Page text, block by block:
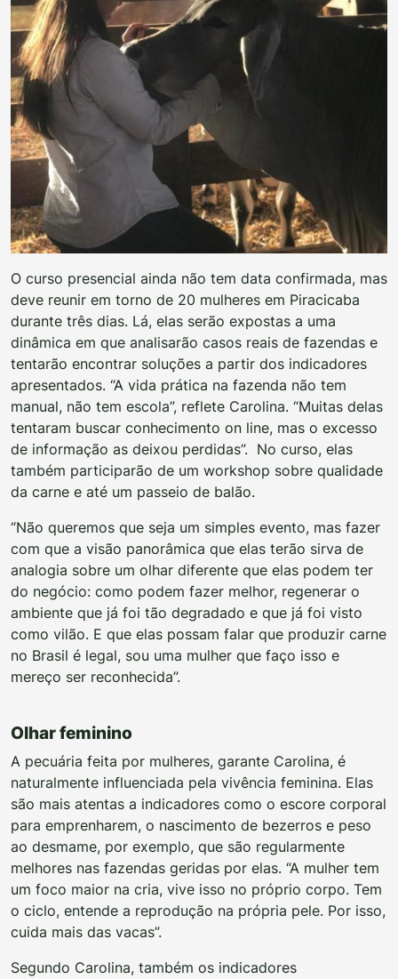
O curso presencial ainda não tem data confirmada, mas
deve reunir em torno de 20 mulheres em Piracicaba
durante três dias. Lá, elas serão expostas a uma
dinâmica em que analisarão casos reais de fazendas e
tentarão encontrar soluções a partir dos indicadores
apresentados. “A vida prática na fazenda não tem
manual, não tem escola”, reflete Carolina. “Muitas delas
tentaram buscar conhecimento on line, mas o excesso
de informação as deixou perdidas”. No curso, elas
também participarão de um workshop sobre qualidade
da carne e até um passeio de balão.
“Não queremos que seja um simples evento, mas fazer
com que a visão panorâmica que elas terão sirva de
analogia sobre um olhar diferente que elas podem ter
do negócio: como podem fazer melhor, regenerar o
ambiente que já foi tão degradado e que já foi visto
como vilão. E que elas possam falar que produzir carne
no Brasil é legal, sou uma mulher que faço isso e
mereço ser reconhecida”.
Olhar feminino
A pecuária feita por mulheres, garante Carolina, é
naturalmente influenciada pela vivência feminina. Elas
são mais atentas a indicadores como o escore corporal
para emprenharem, o nascimento de bezerros e peso
ao desmame, por exemplo, que são regularmente
melhores nas fazendas geridas por elas. “A mulher tem
um foco maior na cria, vive isso no próprio corpo. Tem
o ciclo, entende a reprodução na própria pele. Por isso,
cuida mais das vacas”.
Segundo Carolina, também os indicadores